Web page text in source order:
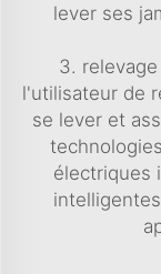
lever ses
3.
l'utilisateur de
se lever et
électriques